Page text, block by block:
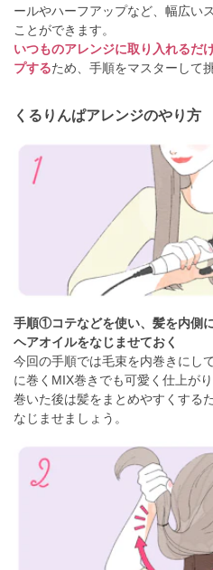
ールやハーフアップなど、幅広い
ことができます。
いつものアレンジに取り入れるだ
プするため、手順をマスターして
くるりんぱアレンジのやり方
手順①コテなどを使い、髪を内側
ヘアオイルをなじませておく
今回の手順では毛束を内巻きにし
に巻くMIX巻きでも可愛く仕上が
巻いた後は髪をまとめやすくする
なじませましょう。